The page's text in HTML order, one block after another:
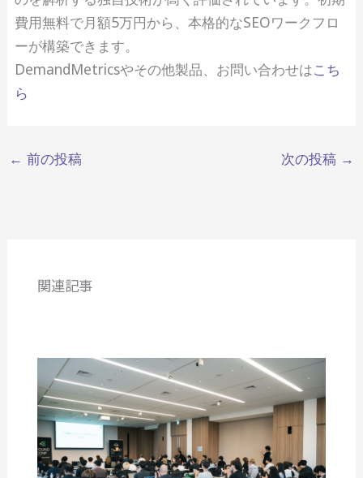
費用無料で月額5万円から、本格的なSEOワークフロ
ーが構築できます。
DemandMetricsやその他製品、お問い合わせはこち
ら
← 前の投稿 次の投稿 →
関連記事